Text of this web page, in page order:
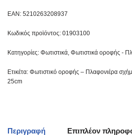
EAN: 5210263208937
Κωδικός προϊόντος: 01903100
Κατηγορίες: Φωτιστικά, Φωτιστικά οροφής -
Ετικέτα: Φωτιστικό οροφής – Πλαφονιέρα
25cm
Περιγραφή Επιπλέον